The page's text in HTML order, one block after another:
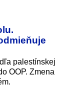
palestínskej
OOP. Zmena